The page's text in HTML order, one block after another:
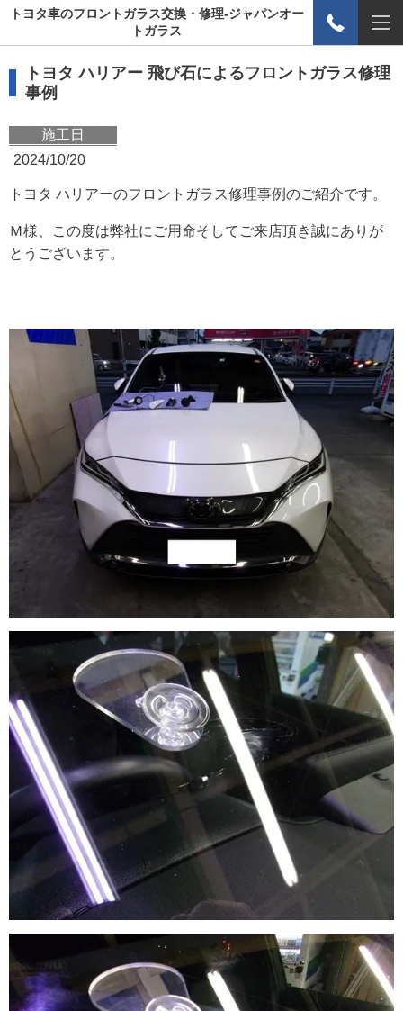
トヨタ車のフロントガラス交換・修理-ジャパンオー
トガラス
トヨタ ハリアー 飛び石によるフロントガラス修理
事例
施工日
2024/10/20
トヨタ ハリアーのフロントガラス修理事例のご紹介です。
Ｍ様、この度は弊社にご用命そしてご来店頂き誠にありが
とうございます。